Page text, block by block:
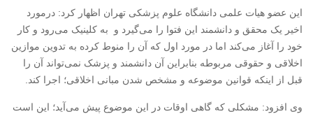
این عضو هیات علمی دانشگاه علوم پزشکی تهران اظهار کرد: درمورد
اخیر یک محقق و دانشمند این فتوا را می‌گیرد و به کلینیک می‌رود و کار
خود را آغاز می‌کند اما در مورد اول که آن را منوط کرده به تدوین موازین
اخلاقی و حقوقی مربوطه بنابراین آن دانشمند و پزشک نمی‌تواند آن را
قبل از اینکه قوانین موضوعه و مشخص شدن مبانی اخلاقی؛ اجرا کند.
وی افزود: مشکلی که گاهی اوقات در این موضوع پیش‌ می‌آید؛ این است